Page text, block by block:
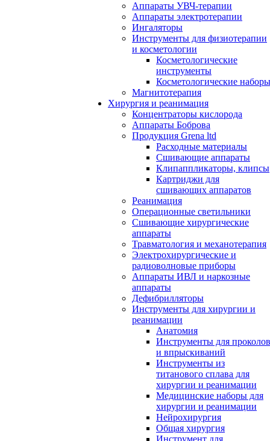
Аппараты УВЧ-терапии
Аппараты электротерапии
Ингаляторы
Инструменты для физиотерапии
и косметологии
Косметологические
инструменты
Косметологические наборы
Магнитотерапия
Хирургия и реанимация
Концентраторы кислорода
Аппараты Боброва
Продукция Grena ltd
Расходные материалы
Сшивающие аппараты
Клипаппликаторы, клипсы
Картриджи для
сшивающих аппаратов
Реанимация
Операционные светильники
Сшивающие хирургические
аппараты
Травматология и механотерапия
Электрохирургические и
радиоволновые приборы
Аппараты ИВЛ и наркозные
аппараты
Дефибрилляторы
Инструменты для хирургии и
реанимации
Анатомия
Инструменты для проколов
и впрыскиваний
Инструменты из
титанового сплава для
хирургии и реанимации
Медицинские наборы для
хирургии и реанимации
Нейрохирургия
Общая хирургия
Инструмент для